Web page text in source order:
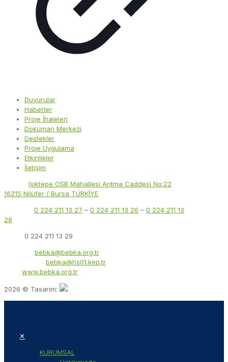
Duyurular
Haberler
Proje İhaleleri
Doküman Merkezi
Destekler
Proje Uygulama
Etkinlikler
İletişim
Işıktepe OSB Mahallesi Arıtma Caddesi No:22
16215 Nilüfer / Bursa TÜRKİYE
0 224 211 13 27 – 0 224 211 13 26 – 0 224 211 13
28
0 224 211 13 29
bebka@bebka.org.tr
bebka@hs01.kep.tr
www.bebka.org.tr
2026 © Tasarım:
✕
KURUMSAL